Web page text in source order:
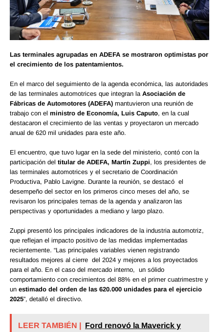
Las terminales agrupadas en ADEFA se mostraron optimistas por
el crecimiento de los patentamientos.
En el marco del seguimiento de la agenda económica, las autoridades
de las terminales automotrices que integran la Asociación de
Fábricas de Automotores (ADEFA) mantuvieron una reunión de
trabajo con el ministro de Economía, Luis Caputo, en la cual
destacaron el crecimiento de las ventas y proyectaron un mercado
anual de 620 mil unidades para este año.
El encuentro, que tuvo lugar en la sede del ministerio, contó con la
participación del titular de ADEFA, Martín Zuppi, los presidentes de
las terminales automotrices y el secretario de Coordinación
Productiva, Pablo Lavigne. Durante la reunión, se destacó el
desempeño del sector en los primeros cinco meses del año, se
revisaron los principales temas de la agenda y analizaron las
perspectivas y oportunidades a mediano y largo plazo.
Zuppi presentó los principales indicadores de la industria automotriz,
que reflejan el impacto positivo de las medidas implementadas
recientemente. “Las principales variables vienen registrando
resultados mejores al cierre del 2024 y mejores a los proyectados
para el año. En el caso del mercado interno, un sólido
comportamiento con crecimientos del 88% en el primer cuatrimestre y
un estimado del orden de las 620.000 unidades para el ejercicio
2025”, detalló el directivo.
LEER TAMBIÉN | Ford renovó la Maverick y